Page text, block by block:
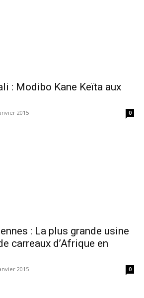
: Modibo Kane Keïta aux
2015 0
: La plus grande usine
carreaux d’Afrique en
2015 0